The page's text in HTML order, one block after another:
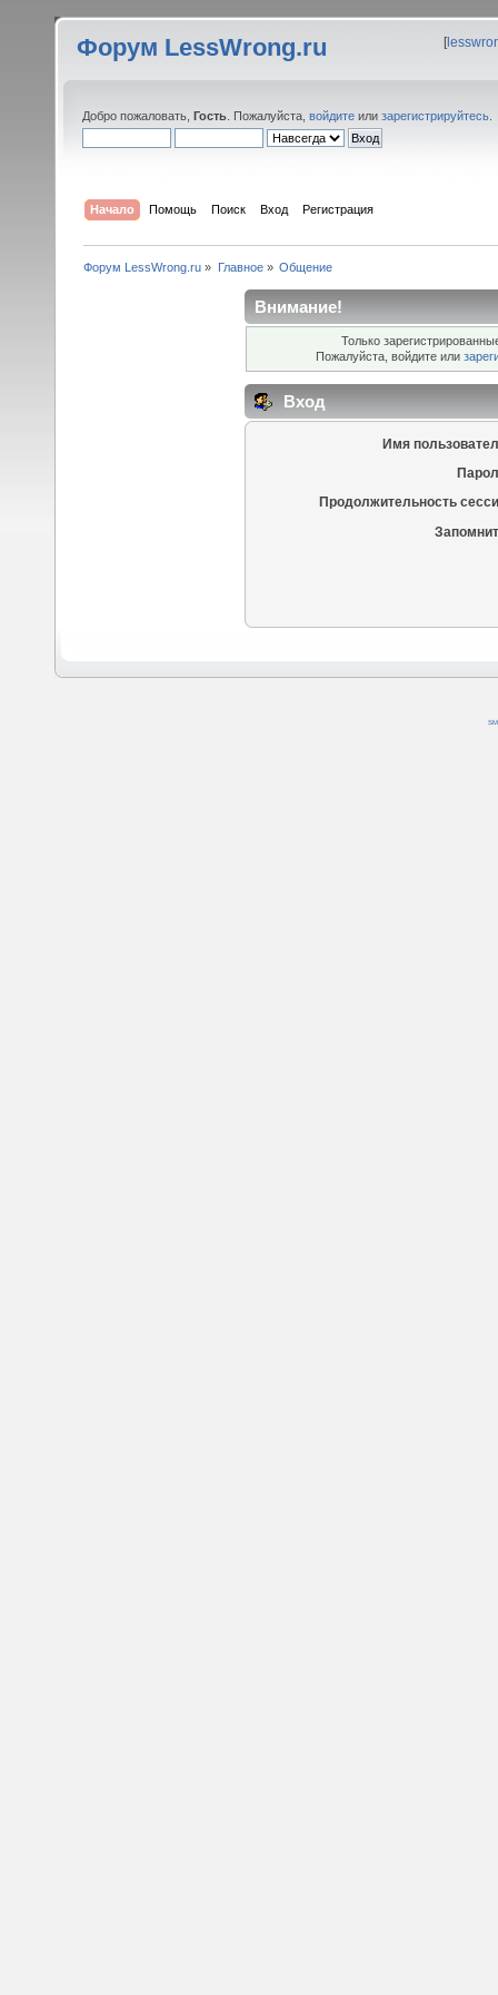
Форум LessWrong.ru [
Добро пожаловать, Гость . Пожалуйста, войдите или зарегистрируйтесь
Начало Помощь Поиск Вход Регистрация
Форум LessWrong.ru » Главное» Общение
Внимание!
Только
Пожалуйста, войдите или
Вход
Имя
Продолжительность